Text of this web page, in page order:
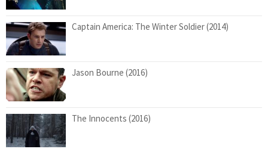
Captain America: The Winter Soldier (2014)
Jason Bourne (2016)
The Innocents (2016)